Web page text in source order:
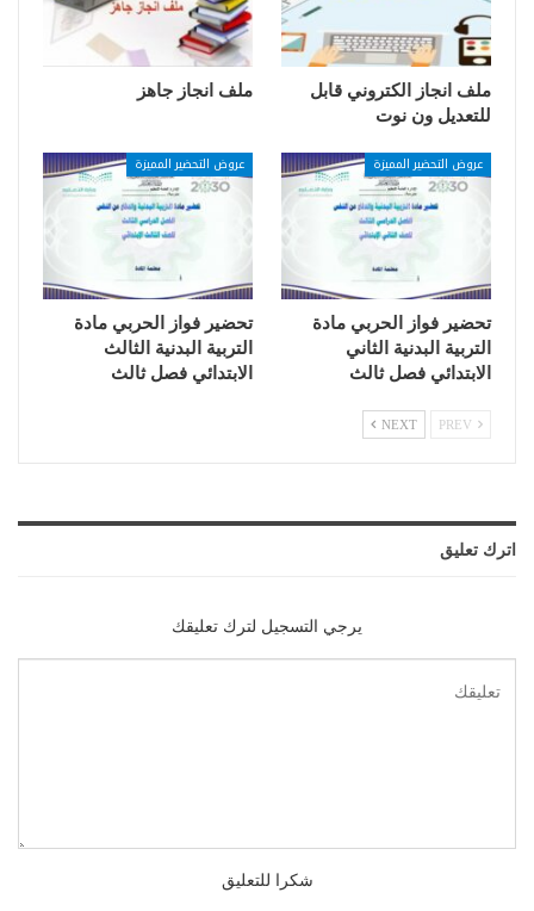
ملف انجاز الكتروني قابل
للتعديل ون نوت
ملف انجاز جاهز
عروض التحضير المميزة
تحضير فواز الحربي مادة
التربية البدنية الثاني
الابتدائي فصل ثالث
عروض التحضير المميزة
تحضير فواز الحربي مادة
التربية البدنية الثالث
الابتدائي فصل ثالث
NEXT
اترك تعليق
يرجي التسجيل لترك تعليقك
شكرا للتعليق